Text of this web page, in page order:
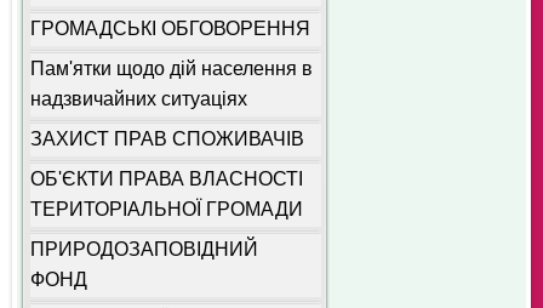
ГРОМАДСЬКІ ОБГОВОРЕННЯ
Пам'ятки щодо дій населення в
надзвичайних ситуаціях
ЗАХИСТ ПРАВ СПОЖИВАЧІВ
ОБ'ЄКТИ ПРАВА ВЛАСНОСТІ
ТЕРИТОРІАЛЬНОЇ ГРОМАДИ
ПРИРОДОЗАПОВІДНИЙ
ФОНД